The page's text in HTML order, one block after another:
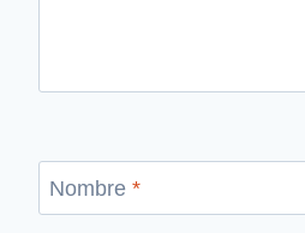
Nombre *